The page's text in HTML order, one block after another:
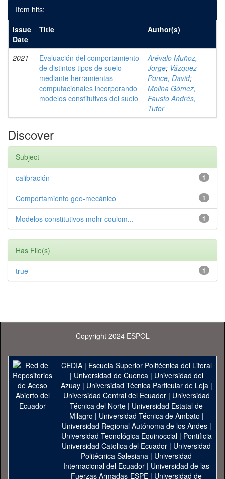
Item hits:
Issue
Date
Title Author(s)
2021
Evaluación del comportamiento
de distintos tipos de suelo
mediante herramientas
computacionales incorporando
modelos constitutivos del suelo
Arévalo Muñoz,
Jorge; Vázquez
Ponce, David;
Molina Gómez,
Fausto Andrés,
Tutor
Discover
Subject
1
calibración
1
Comportamiento geo-mecánico
1
Modelos constitutivos mohr-coulom...
Has File(s)
1
true
Copyright 2024 ESPOL
CEDIA| Escuela Superior Politécnica del Litoral
| Universidad de Cuenca| Universidad del
Azuay| Universidad Técnica Particular de Loja|
Universidad Central del Ecuador| Universidad
Técnica del Norte | Universidad Estatal de
Milagro | Universidad Técnica de Ambato |
Universidad Regional Autónoma de los Andes|
Universidad Tecnológica Equinoccial| Pontificia
Universidad Catolica del Ecuador | Universidad
Politécnica Salesiana | Universidad
Internacional del Ecuador | Universidad de las
Fuerzas Armadas-ESPE | Universidad de